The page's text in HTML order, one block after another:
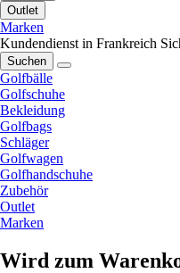
Outlet
Marken
Kundendienst in Frankreich
Suchen
Golfbälle
Golfschuhe
Bekleidung
Golfbags
Schläger
Golfwagen
Golfhandschuhe
Zubehör
Outlet
Marken
Wird zum